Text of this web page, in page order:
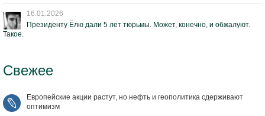
16.01.2026
Президенту Ёлю дали 5 лет тюрьмы. Может, конечно, и обжалуют.
Такое.
Свежее
Европейские акции растут, но нефть и геополитика сдерживают
оптимизм